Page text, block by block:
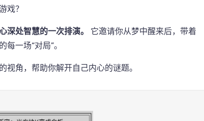
戏？
深处智慧的一次排演。
它邀请你从梦中醒来后，带着
一场“对局”。
视角，帮助你解开自己内心的谜题。